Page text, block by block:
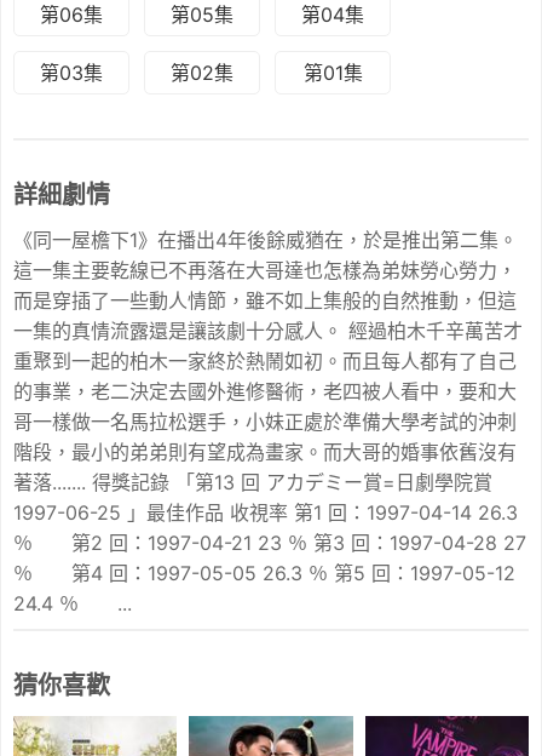
第06集 第05集 第04集
第03集 第02集 第01集
詳細劇情
《同一屋檐下1》在播出4年後餘威猶在，於是推出第二集。
這一集主要乾線已不再落在大哥達也怎樣為弟妹勞心勞力，
而是穿插了一些動人情節，雖不如上集般的自然推動，但這
一集的真情流露還是讓該劇十分感人。 經過柏木千辛萬苦才
重聚到一起的柏木一家終於熱鬧如初。而且每人都有了自己
的事業，老二決定去國外進修醫術，老四被人看中，要和大
哥一樣做一名馬拉松選手，小妹正處於準備大學考試的沖刺
階段，最小的弟弟則有望成為畫家。而大哥的婚事依舊沒有
著落....... 得獎記錄 「第13 回 アカデミー賞=日劇學院賞
1997-06-25 」最佳作品 收視率 第1 回：1997-04-14 26.3
％ 第2 回：1997-04-21 23 ％ 第3 回：1997-04-28 27
％ 第4 回：1997-05-05 26.3 ％ 第5 回：1997-05-12
24.4 ％ ...
猜你喜歡